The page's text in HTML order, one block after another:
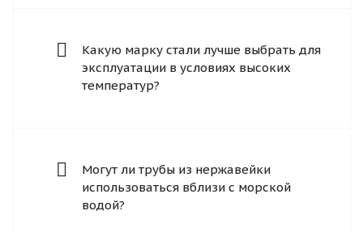
Какую марку стали лучше выбрать для
эксплуатации в условиях высоких
температур?
Могут ли трубы из нержавейки
использоваться вблизи с морской
водой?